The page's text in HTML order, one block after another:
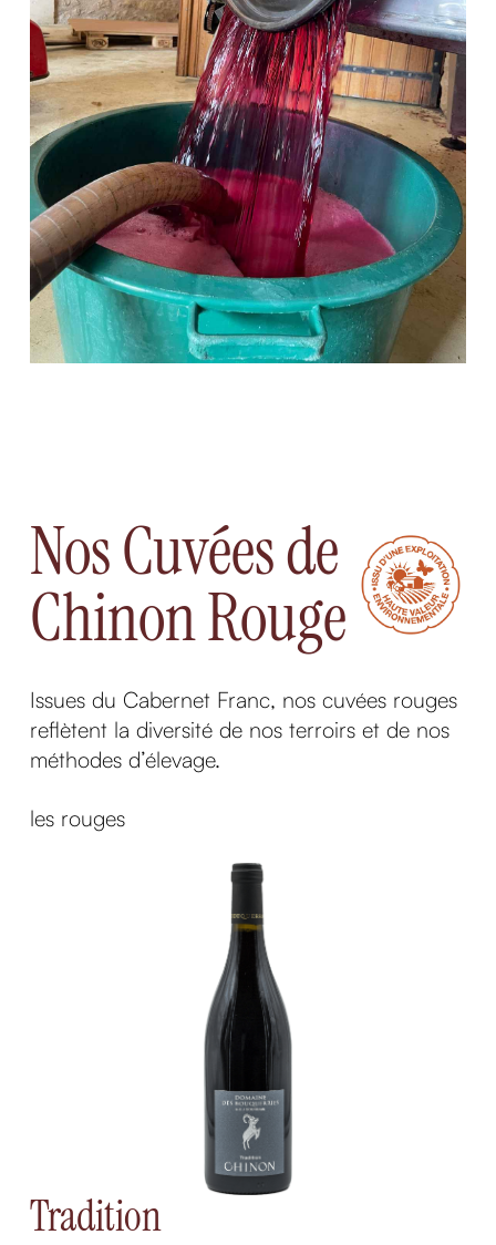
Nos Cuvées de
Chinon Rouge
Issues du Cabernet Franc, nos cuvées rouges
reflètent la diversité de nos terroirs et de nos
méthodes d’élevage.
les rouges
Tradition